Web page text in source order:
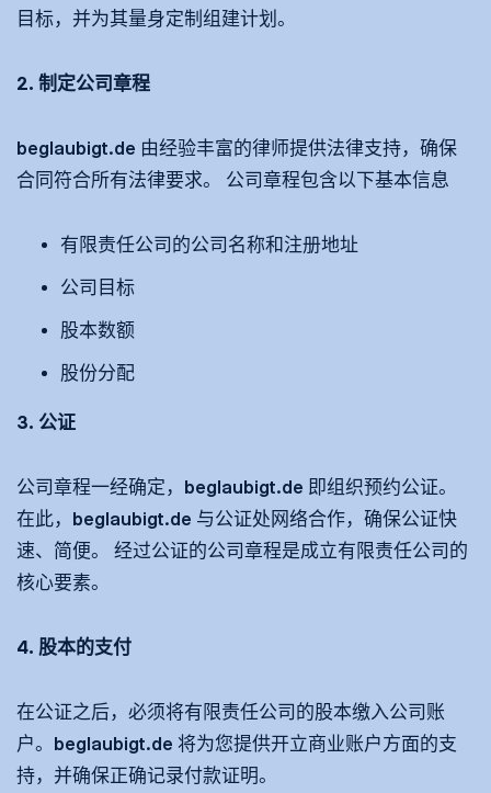
目标，并为其量身定制组建计划。
2. 制定公司章程
beglaubigt.de 由经验丰富的律师提供法律支持，确保
合同符合所有法律要求。 公司章程包含以下基本信息
有限责任公司的公司名称和注册地址
公司目标
股本数额
股份分配
3. 公证
公司章程一经确定，beglaubigt.de 即组织预约公证。
在此，beglaubigt.de 与公证处网络合作，确保公证快
速、简便。 经过公证的公司章程是成立有限责任公司的
核心要素。
4. 股本的支付
在公证之后，必须将有限责任公司的股本缴入公司账
户。beglaubigt.de 将为您提供开立商业账户方面的支
持，并确保正确记录付款证明。